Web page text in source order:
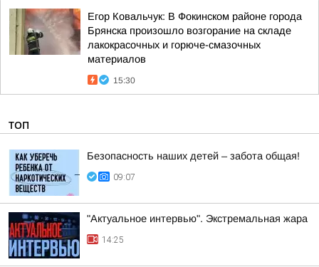
Егор Ковальчук: В Фокинском районе города
Брянска произошло возгорание на складе
лакокрасочных и горюче-смазочных
материалов
15:30
ТОП
Безопасность наших детей – забота общая!
09:07
"Актуальное интервью". Экстремальная жара
14:25